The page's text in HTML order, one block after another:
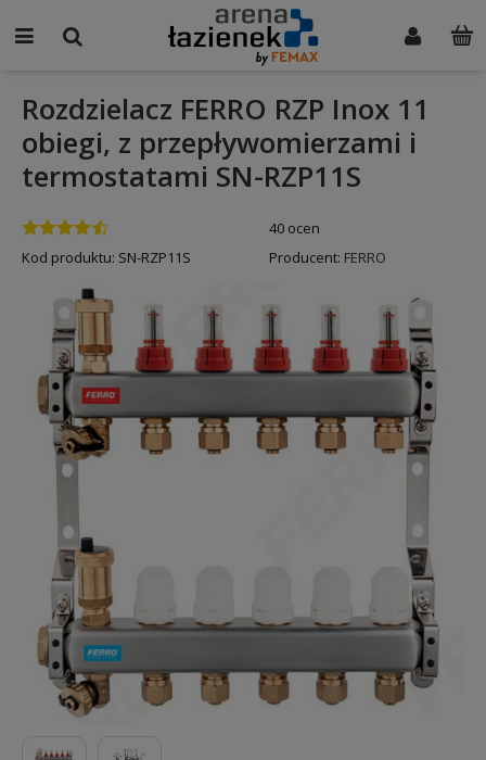
Rozdzielacz FERRO RZP Inox 11
obiegi, z przepływomierzami i
termostatami SN-RZP11S
40 ocen
Kod produktu: SN-RZP11S Producent: FERRO